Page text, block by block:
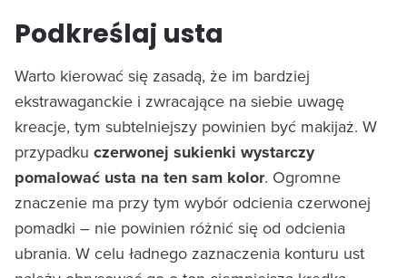
Podkreślaj usta
Warto kierować się zasadą, że im bardziej
ekstrawaganckie i zwracające na siebie uwagę
kreacje, tym subtelniejszy powinien być makijaż. W
przypadku czerwonej sukienki wystarczy
pomalować usta na ten sam kolor. Ogromne
znaczenie ma przy tym wybór odcienia czerwonej
pomadki – nie powinien różnić się od odcienia
ubrania. W celu ładnego zaznaczenia konturu ust